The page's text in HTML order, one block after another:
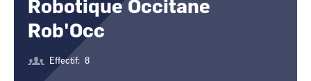
CCI Business
Occitanie
CCI Business
Pays de la Loire
CCI Business
Occitanie
CCI Business
Pays de la Loire
Robotique Occitane
Rob'Occ
Effectif 8